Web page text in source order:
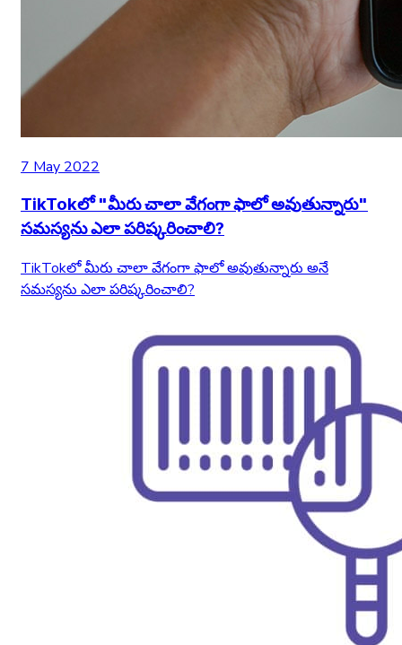
7 May 2022
TikTokలో "మీరు చాలా వేగంగా ఫాలో అవుతున్నారు"
సమస్యను ఎలా పరిష్కరించాలి?
TikTokలో మీరు చాలా వేగంగా ఫాలో అవుతున్నారు అనే
సమస్యను ఎలా పరిష్కరించాలి?